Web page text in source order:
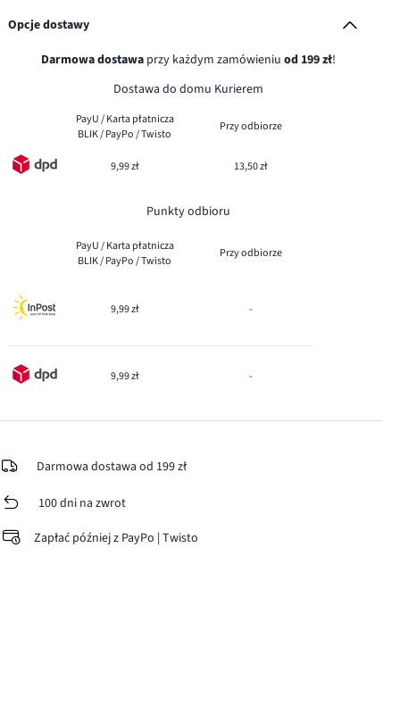
Opcje dostawy
Darmowa dostawaprzy każdym zamówieniu od 199 zł!
Dostawa do domu Kurierem
PayU / Karta płatnicza
BLIK / PayPo / Twisto
Przy odbiorze
9,99 zł 13,50 zł
Punkty odbioru
PayU / Karta płatnicza
BLIK / PayPo / Twisto
Przy odbiorze
9,99 zł -
9,99 zł -
Darmowa dostawa od 199 zł
100 dni na zwrot
Zapłać później z PayPo | Twisto